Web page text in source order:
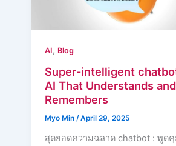
AI, Blog
Super-intelligent
AI That Understands and
Remembers
Myo Min/April 29, 2025
สุดยอดความฉลาด chatbot : พูด